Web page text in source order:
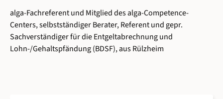
alga-Fachreferent und Mitglied des alga-Competence-
Centers, selbstständiger Berater, Referent und gepr.
Sachverständiger für die Entgeltabrechnung und
Lohn-/Gehaltspfändung (BDSF), aus Rülzheim